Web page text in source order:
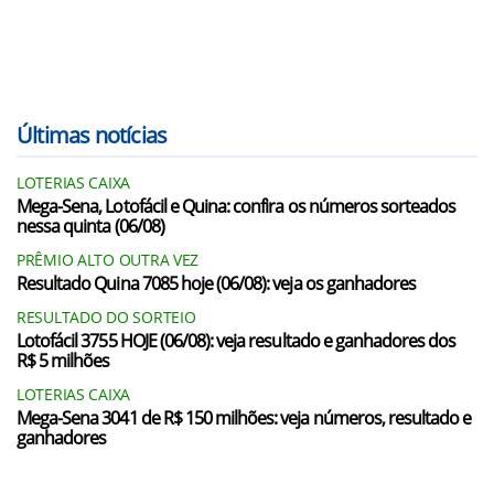
Últimas notícias
LOTERIAS CAIXA
Mega-Sena, Lotofácil e Quina: confira os números sorteados
nessa quinta (06/08)
PRÊMIO ALTO OUTRA VEZ
Resultado Quina 7085 hoje (06/08): veja os ganhadores
RESULTADO DO SORTEIO
Lotofácil 3755 HOJE (06/08): veja resultado e ganhadores dos
R$ 5 milhões
LOTERIAS CAIXA
Mega-Sena 3041 de R$ 150 milhões: veja números, resultado e
ganhadores